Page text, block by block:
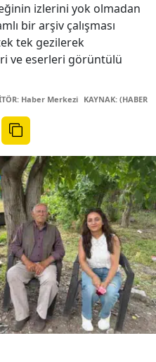
izlerini yok olmadan
bir arşiv çalışması
tek gezilerek
ve eserleri görüntülü
Haber Merkezi KAYNAK: (HABER